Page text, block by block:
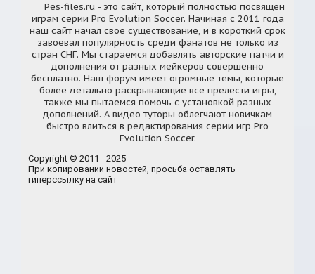
Pes-files.ru - это сайт, который полностью посвящён
играм серии Pro Evolution Soccer. Начиная с 2011 года
наш сайт начал свое существование, и в короткий срок
завоевал популярность среди фанатов не только из
стран СНГ. Мы стараемся добавлять авторские патчи и
дополнения от разных мейкеров совершенно
бесплатно. Наш форум имеет огромные темы, которые
более детально раскрывающие все прелести игры,
также мы пытаемся помочь с установкой разных
дополнений. А видео туторы облегчают новичкам
быстро влиться в редактирования серии игр Pro
Evolution Soccer.
Copyright © 2011 - 2025
При копировании новостей, просьба оставлять
гиперссылку на сайт